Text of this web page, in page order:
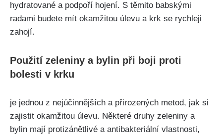
hydratované‌ a podpoří hojení. S⁢ těmito babskými​
radami budete mít ⁢okamžitou úlevu a krk se rychleji
zahojí.
Použití zeleniny a bylin při‌ boji proti⁣
bolesti v‌ krku
⁣je jednou z nejúčinnějších a přirozených metod, jak si
zajistit okamžitou úlevu. Některé druhy ⁤zeleniny a
bylin mají ⁣protizánětlivé a antibakteriální vlastnosti,